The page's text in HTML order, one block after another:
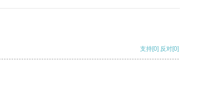
支持[0] 反对[0]